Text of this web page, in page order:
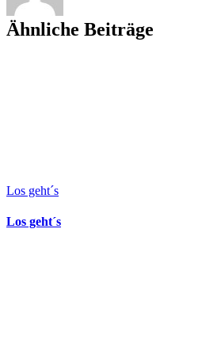
Ähnliche Beiträge
Los geht´s
Los geht´s